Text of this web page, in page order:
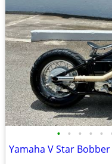
• • • • •